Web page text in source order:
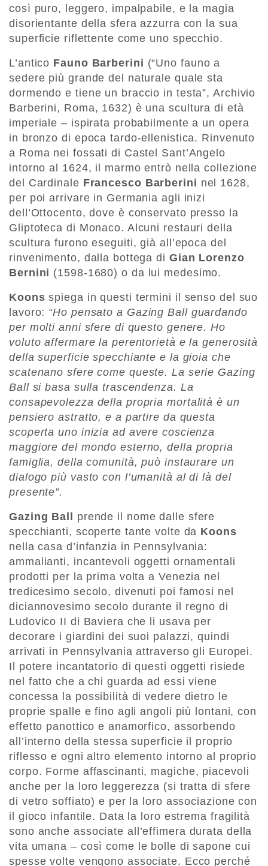
così puro, leggero, impalpabile, e la magia
disorientante della sfera azzurra con la sua
superficie riflettente come uno specchio.
L’antico Fauno Barberini (“Uno fauno a
sedere più grande del naturale quale sta
dormendo e tiene un braccio in testa”, Archivio
Barberini, Roma, 1632) è una scultura di età
imperiale – ispirata probabilmente a un opera
in bronzo di epoca tardo-ellenistica. Rinvenuto
a Roma nei fossati di Castel Sant’Angelo
intorno al 1624, il marmo entrò nella collezione
del Cardinale Francesco Barberini nel 1628,
per poi arrivare in Germania agli inizi
dell’Ottocento, dove è conservato presso la
Gliptoteca di Monaco. Alcuni restauri della
scultura furono eseguiti, già all’epoca del
rinvenimento, dalla bottega di Gian Lorenzo
Bernini (1598-1680) o da lui medesimo.
Koons spiega in questi termini il senso del suo
lavoro: “Ho pensato a Gazing Ball guardando
per molti anni sfere di questo genere. Ho
voluto affermare la perentorietà e la generosità
della superficie specchiante e la gioia che
scatenano sfere come queste. La serie Gazing
Ball si basa sulla trascendenza. La
consapevolezza della propria mortalità è un
pensiero astratto, e a partire da questa
scoperta uno inizia ad avere coscienza
maggiore del mondo esterno, della propria
famiglia, della comunità, può instaurare un
dialogo più vasto con l’umanità al di là del
presente”.
Gazing Ball prende il nome dalle sfere
specchianti, scoperte tante volte da Koons
nella casa d’infanzia in Pennsylvania:
ammalianti, incantevoli oggetti ornamentali
prodotti per la prima volta a Venezia nel
tredicesimo secolo, divenuti poi famosi nel
diciannovesimo secolo durante il regno di
Ludovico II di Baviera che li usava per
decorare i giardini dei suoi palazzi, quindi
arrivati in Pennsylvania attraverso gli Europei.
Il potere incantatorio di questi oggetti risiede
nel fatto che a chi guarda ad essi viene
concessa la possibilità di vedere dietro le
proprie spalle e fino agli angoli più lontani, con
effetto panottico e anamorfico, assorbendo
all’interno della stessa superficie il proprio
riflesso e ogni altro elemento intorno al proprio
corpo. Forme affascinanti, magiche, piacevoli
anche per la loro leggerezza (si tratta di sfere
di vetro soffiato) e per la loro associazione con
il gioco infantile. Data la loro estrema fragilità
sono anche associate all’effimera durata della
vita umana – così come le bolle di sapone cui
spesse volte vengono associate. Ecco perché